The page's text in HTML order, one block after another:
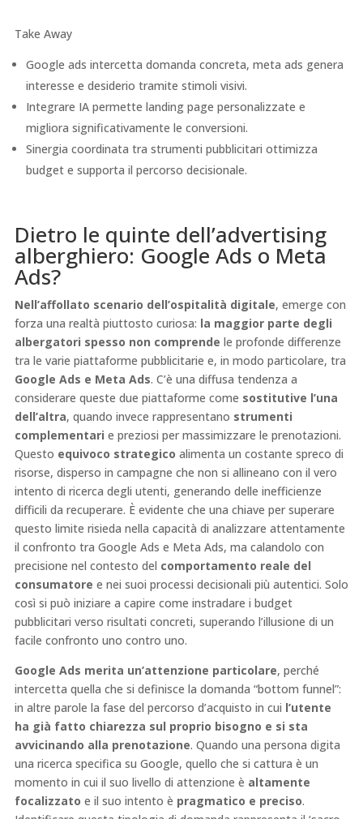
Take Away
Google ads intercetta domanda concreta, meta ads genera
interesse e desiderio tramite stimoli visivi.
Integrare IA permette landing page personalizzate e
migliora significativamente le conversioni.
Sinergia coordinata tra strumenti pubblicitari ottimizza
budget e supporta il percorso decisionale.
Dietro le quinte dell’advertising
alberghiero: Google Ads o Meta
Ads?
Nell’affollato scenario dell’ospitalità digitale, emerge con
forza una realtà piuttosto curiosa: la maggior parte degli
albergatori spesso non comprende le profonde differenze
tra le varie piattaforme pubblicitarie e, in modo particolare, tra
Google Ads e Meta Ads. C’è una diffusa tendenza a
considerare queste due piattaforme come sostitutive l’una
dell’altra, quando invece rappresentano strumenti
complementari e preziosi per massimizzare le prenotazioni.
Questo equivoco strategico alimenta un costante spreco di
risorse, disperso in campagne che non si allineano con il vero
intento di ricerca degli utenti, generando delle inefficienze
difficili da recuperare. È evidente che una chiave per superare
questo limite risieda nella capacità di analizzare attentamente
il confronto tra Google Ads e Meta Ads, ma calandolo con
precisione nel contesto del comportamento reale del
consumatore e nei suoi processi decisionali più autentici. Solo
così si può iniziare a capire come instradare i budget
pubblicitari verso risultati concreti, superando l’illusione di un
facile confronto uno contro uno.
Google Ads merita un’attenzione particolare, perché
intercetta quella che si definisce la domanda “bottom funnel”:
in altre parole la fase del percorso d’acquisto in cui l’utente
ha già fatto chiarezza sul proprio bisogno e si sta
avvicinando alla prenotazione. Quando una persona digita
una ricerca specifica su Google, quello che si cattura è un
momento in cui il suo livello di attenzione è altamente
focalizzato e il suo intento è pragmatico e preciso.